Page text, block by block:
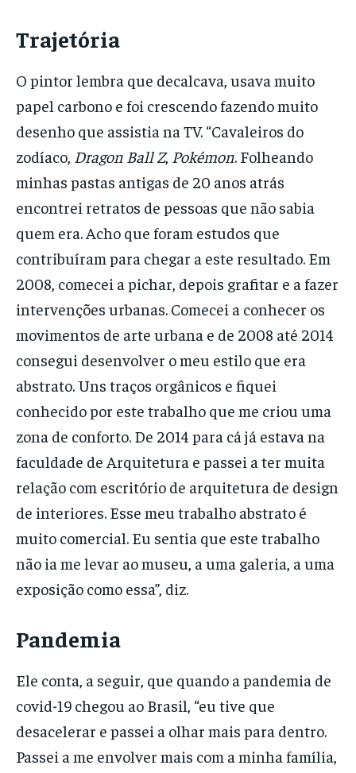
Trajetória
O pintor lembra que decalcava, usava muito
papel carbono e foi crescendo fazendo muito
desenho que assistia na TV. “Cavaleiros do
zodíaco, Dragon Ball Z, Pokémon. Folheando
minhas pastas antigas de 20 anos atrás
encontrei retratos de pessoas que não sabia
quem era. Acho que foram estudos que
contribuíram para chegar a este resultado. Em
2008, comecei a pichar, depois grafitar e a fazer
intervenções urbanas. Comecei a conhecer os
movimentos de arte urbana e de 2008 até 2014
consegui desenvolver o meu estilo que era
abstrato. Uns traços orgânicos e fiquei
conhecido por este trabalho que me criou uma
zona de conforto. De 2014 para cá já estava na
faculdade de Arquitetura e passei a ter muita
relação com escritório de arquitetura de design
de interiores. Esse meu trabalho abstrato é
muito comercial. Eu sentia que este trabalho
não ia me levar ao museu, a uma galeria, a uma
exposição como essa”, diz.
Pandemia
Ele conta, a seguir, que quando a pandemia de
covid-19 chegou ao Brasil, “eu tive que
desacelerar e passei a olhar mais para dentro.
Passei a me envolver mais com a minha família,